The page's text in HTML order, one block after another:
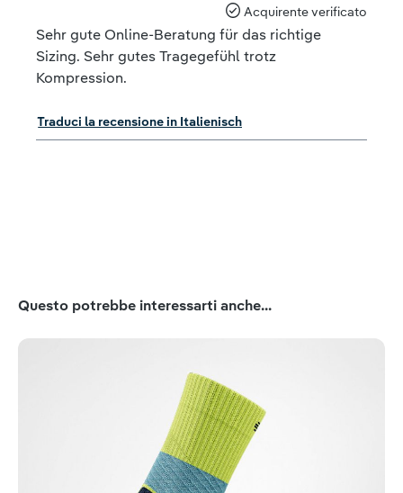
Acquirente verificato
Sehr gute Online-Beratung für das richtige
Sizing. Sehr gutes Tragegefühl trotz
Kompression.
Traduci la recensione in Italienisch
Salta la galleria dei prodotti
Questo potrebbe interessarti anche...